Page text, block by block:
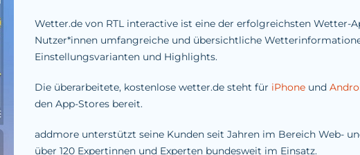
Wetter.de von RTL interactive ist eine der erfolgreichsten Wetter-
Nutzer*innen umfangreiche und übersichtliche
Einstellungsvarianten und Highlights.
Die überarbeitete, kostenlose wetter.de steht für iPhone und
den App-Stores bereit.
addmore unterstützt seine Kunden seit Jahren im Bereich Web-
über 120 Expertinnen und Experten bundesweit im Einsatz.